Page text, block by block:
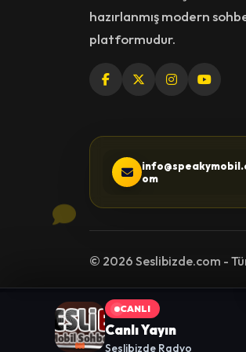
hazırlanmış modern
platformudur.
om
© 2026 Seslibizde.com -
CANLI
Canlı Yayın
Seslibizde Radyo